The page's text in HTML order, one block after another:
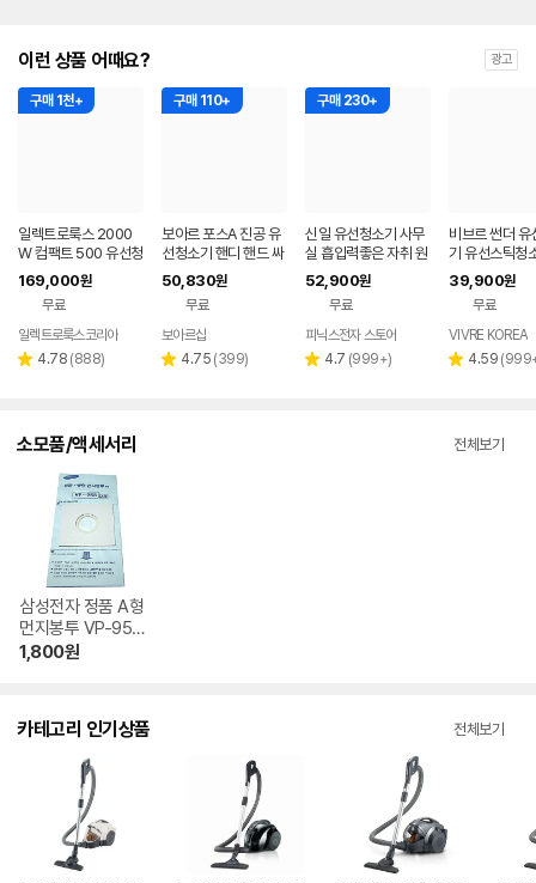
이런 상품 어때요? 광고
구매 1천+
일렉트로룩스 2000
W 컴팩트 500 유선청
소기 EFC52611
169,000원
무료
일렉트로룩스코리아
별 4.78 리
(888)
구매 110+
보아르 포스A 진공 유
선청소기 핸디 핸드 싸
이클론 스틱 초경량 강
력한 흡입력
50,830원
무료
페이
보아르샵
별 4.75 리
(399)
구매 230+
신일 유선청소기 사무
실 흡입력좋은 자취 원
룸 강아지 소형 청소기
SVC-R1000NX
52,900원
무료
피닉스전자 스토어
별 4.7 리
(999+)
비브르 썬더 유
기 유선스틱청
파필터포함
39,900원
무료
VIVRE KOREA
별 4.59 리
(
소모품/액세서리 전체보기
삼성전자 정품 A형
먼지봉투 VP-95B
(5매)
1,800원
카테고리 인기상품 전체보기